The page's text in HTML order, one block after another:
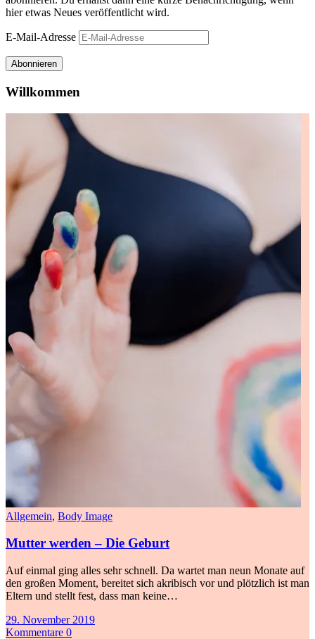
hier etwas Neues veröffentlicht wird.
E-Mail-Adresse
Abonnieren
Willkommen
Allgemein, Body Image
Mutter werden – Die Geburt
Auf einmal ging alles sehr schnell. Da wartet man neun Monate auf
den großen Moment, bereitet sich akribisch vor und plötzlich ist man
Eltern und stellt fest, dass man keine…
29. November 2019
Kommentare 0